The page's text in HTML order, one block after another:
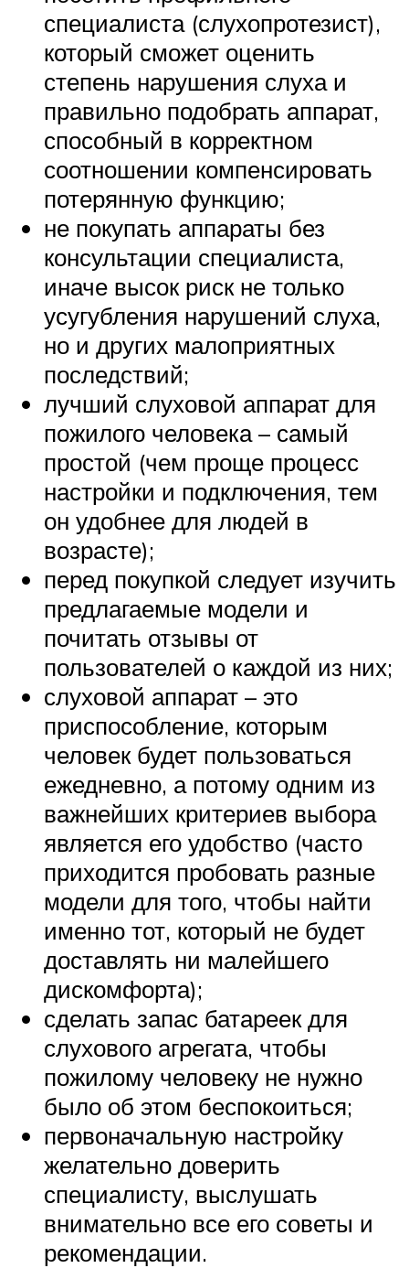
специалиста (слухопротезист),
который сможет оценить
степень нарушения слуха и
правильно подобрать аппарат,
способный в корректном
соотношении компенсировать
потерянную функцию;
не покупать аппараты без
консультации специалиста,
иначе высок риск не только
усугубления нарушений слуха,
но и других малоприятных
последствий;
лучший слуховой аппарат для
пожилого человека – самый
простой (чем проще процесс
настройки и подключения, тем
он удобнее для людей в
возрасте);
перед покупкой следует изучить
предлагаемые модели и
почитать отзывы от
пользователей о каждой из них;
слуховой аппарат – это
приспособление, которым
человек будет пользоваться
ежедневно, а потому одним из
важнейших критериев выбора
является его удобство (часто
приходится пробовать разные
модели для того, чтобы найти
именно тот, который не будет
доставлять ни малейшего
дискомфорта);
сделать запас батареек для
слухового агрегата, чтобы
пожилому человеку не нужно
было об этом беспокоиться;
первоначальную настройку
желательно доверить
специалисту, выслушать
внимательно все его советы и
рекомендации.